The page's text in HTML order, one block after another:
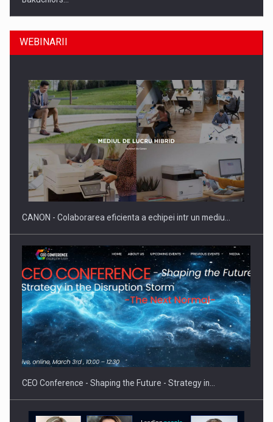
Producatorii si comerciantii care nu se supun noilor
reglementari…
Proteinmaxxing and the Future of Protein Demand
WEBINARII
CANON - Colaborarea eficienta a echipei intr un mediu…
CEO Conference - Shaping the Future - Strategy in…